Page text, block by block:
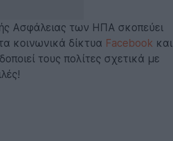
Ασφάλειας των ΗΠΑ σκοπεύει
κοινωνικά δίκτυα Facebook και
τους πολίτες σχετικά με